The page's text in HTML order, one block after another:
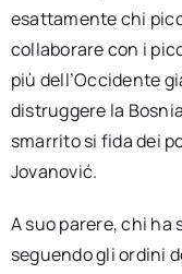
esattamente chi
collaborare con i
più dell’Occidente
distruggere la
smarrito si fida dei
Jovanović.
A suo parere, chi ha
seguendo gli ordini